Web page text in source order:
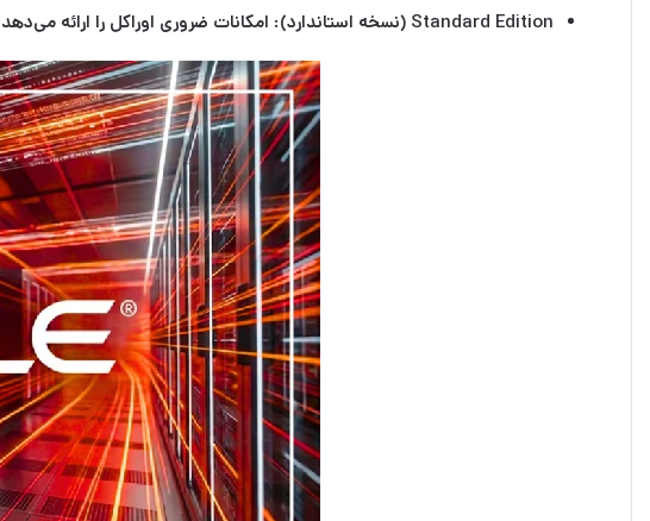
Standard Edition (نسخه استاندارد):
امکانات ضروری اوراکل را ارائه